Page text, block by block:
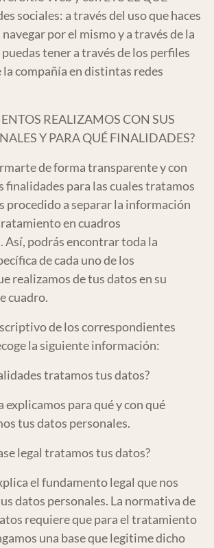
sociales: a través del uso que haces
por el mismo y a través de la
tener a través de los perfiles
compañía en distintas redes
REALIZAMOS CON SUS
Y PARA QUÉ FINALIDADES?
de forma transparente y con
finalidades para las cuales tratamos
procedido a separar la información
en cuadros
Así, podrás encontrar toda la
de cada uno de los
realizamos de tus datos en su
cuadro.
de los correspondientes
la siguiente información:
tratamos tus datos?
explicamos para qué y con qué
tus datos personales.
legal tratamos tus datos?
el fundamento legal que nos
datos personales. La normativa de
requiere que para el tratamiento
una base que legitime dicho